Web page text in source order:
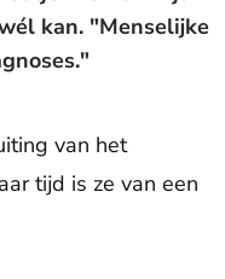
kan. "Menselijke
van het
tijd is ze van een